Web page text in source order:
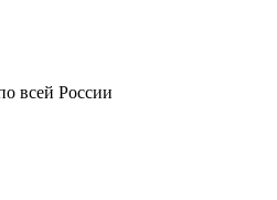
всей России